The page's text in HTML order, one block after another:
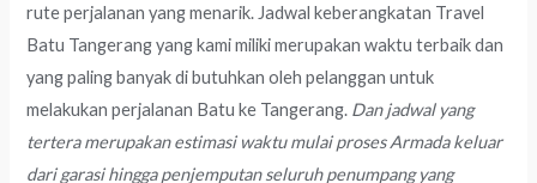
rute perjalanan yang menarik. Jadwal keberangkatan Travel
Batu Tangerang yang kami miliki merupakan waktu terbaik dan
yang paling banyak di butuhkan oleh pelanggan untuk
melakukan perjalanan Batu ke Tangerang. Dan jadwal yang
tertera merupakan estimasi waktu mulai proses Armada keluar
dari garasi hingga penjemputan seluruh penumpang yang